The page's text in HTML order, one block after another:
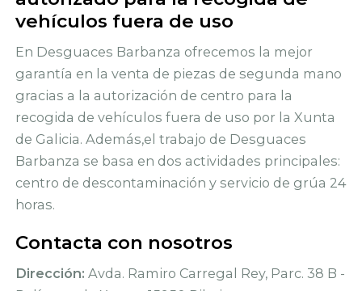
vehículos fuera de uso
En Desguaces Barbanza ofrecemos la mejor
garantía en la venta de piezas de segunda mano
gracias a la autorización de centro para la
recogida de vehículos fuera de uso por la Xunta
de Galicia. Además,el trabajo de Desguaces
Barbanza se basa en dos actividades principales:
centro de descontaminación y servicio de grúa 24
horas.
Contacta con nosotros
Dirección: Avda. Ramiro Carregal Rey, Parc. 38 B -